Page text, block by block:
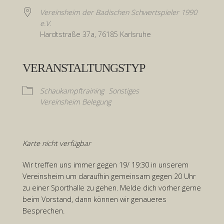
Vereinsheim der Badischen Schwertspieler 1990
e.V.
Hardtstraße 37a, 76185 Karlsruhe
VERANSTALTUNGSTYP
Schaukampftraining
Sonstiges
Vereinsheim Belegung
Karte nicht verfügbar
Wir treffen uns immer gegen 19/ 19:30 in unserem
Vereinsheim um daraufhin gemeinsam gegen 20 Uhr
zu einer Sporthalle zu gehen. Melde dich vorher gerne
beim Vorstand, dann können wir genaueres
Besprechen.